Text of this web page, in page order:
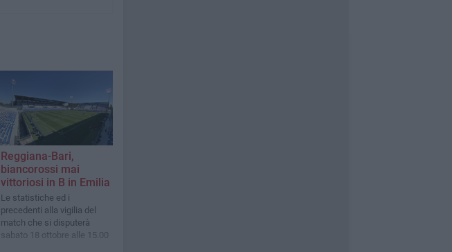
Reggiana-Bari,
biancorossi mai
vittoriosi in B in Emilia
Le statistiche ed i
precedenti alla vigilia del
match che si disputerà
sabato 18 ottobre alle 15.00